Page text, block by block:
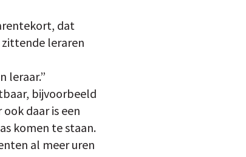
dat
leraren
leraar.”
bijvoorbeeld
daar is een
komen te staan.
al meer uren